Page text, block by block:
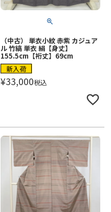
（中古） 単衣小紋 赤紫 カジュア
ル 竹縞 単衣 絹【身丈】
155.5cm【裄丈】69cm
新入荷
¥33,000税込